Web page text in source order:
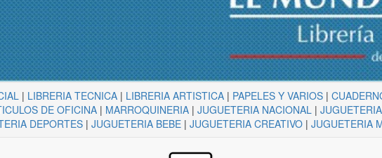
| LIBRERIA TECNICA | LIBRERIA ARTISTICA | PAPELES Y VARIOS |
DE OFICINA| MARROQUINERIA| JUGUETERIA NACIONAL |
DEPORTES| JUGUETERIA BEBE| JUGUETERIA CREATIVO| JUGUETERIA